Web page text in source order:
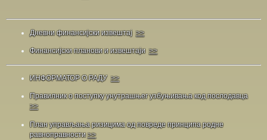
Дневни финансијски извештај>>
Финансијски планови и извештаји>>
ИНФОРМАТОР О РАДУ>>
Правилник о поступку унутрашњег узбуњивања код послодавца
>>
План управљања ризицима од повреде принципа родне
равноправности>>